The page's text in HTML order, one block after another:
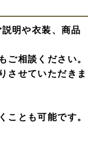
明や衣装、商品
ご相談ください。
させていただきま
ことも可能です。